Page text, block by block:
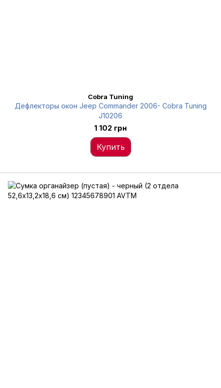
Cobra Tuning
Дефлекторы окон Jeep Commander 2006- Cobra Tuning
J10206
1 102 грн
Купить